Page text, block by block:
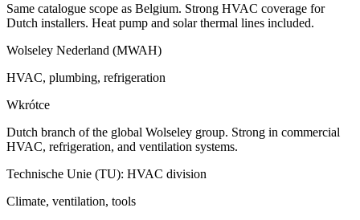
Same catalogue scope as Belgium. Strong HVAC coverage for
Dutch installers. Heat pump and solar thermal lines included.
Wolseley Nederland (MWAH)
HVAC, plumbing, refrigeration
Wkrótce
Dutch branch of the global Wolseley group. Strong in commercial
HVAC, refrigeration, and ventilation systems.
Technische Unie (TU): HVAC division
Climate, ventilation, tools